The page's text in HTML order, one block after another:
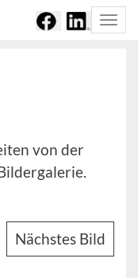
von der
Nächstes Bild